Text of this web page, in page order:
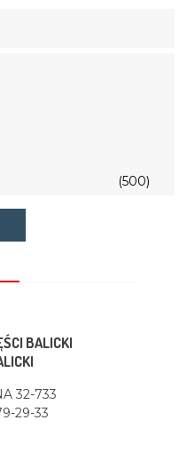
(500)
BALICKI
32-733
29-33